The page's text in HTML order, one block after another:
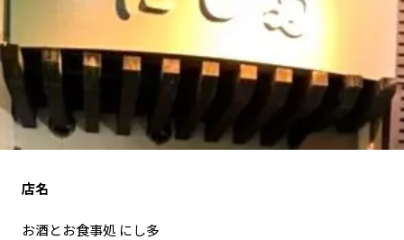
広島エリア
山口エリア
香川エリア
愛媛エリア
福岡エリア
佐賀エリア
熊本エリア
大分エリア
宮崎エリア
店名
お酒とお食事処 にし多